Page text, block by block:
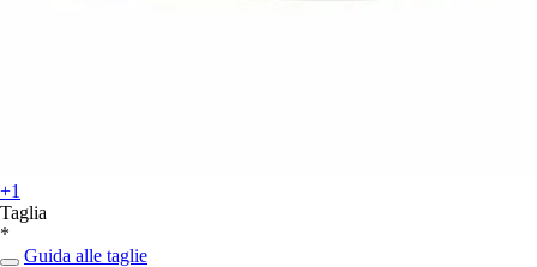
+1
Taglia
*
Guida alle taglie